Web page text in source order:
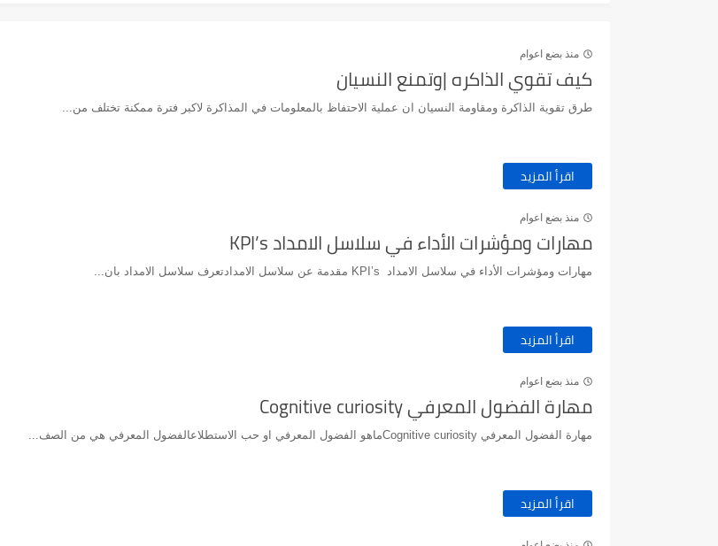
منذ بضع اعوام
كيف تقوي الذاكره |وتمنع النسيان
طرق تقوية الذاكرة ومقاومة النسيان ان عملية الاحتفاظ بالمعلومات في المذاكرة لاكبر فترة ممكنة تختلف من...
اقرأ المزيد
منذ بضع اعوام
مهارات ومؤشرات الأداء في سلاسل الامداد KPI’s
مهارات ومؤشرات الأداء في سلاسل الامداد KPI’s مقدمة عن سلاسل الامدادتعرف سلاسل الامداد بان...
اقرأ المزيد
منذ بضع اعوام
مهارة الفضول المعرفي Cognitive curiosity
مهارة الفضول المعرفي Cognitive curiosityماهو الفضول المعرفي او حب الاستطلاعالفضول المعرفي هي من الصف...
اقرأ المزيد